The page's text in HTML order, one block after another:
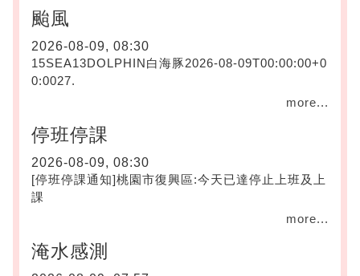
颱風
2026-08-09, 08:30
15SEA13DOLPHIN白海豚2026-08-09T00:00:00+0
0:0027.
more...
停班停課
2026-08-09, 08:30
[停班停課通知]桃園市復興區:今天已達停止上班及上
課
more...
淹水感測